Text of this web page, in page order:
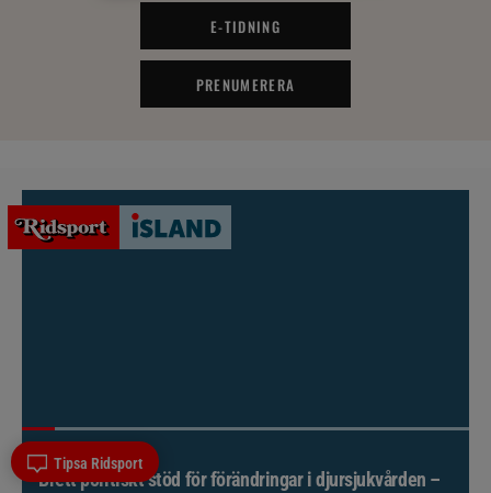
E-TIDNING
PRENUMERERA
NYHETER
Brett politiskt stöd för förändringar i djursjukvården –
Tipsa Ridsport